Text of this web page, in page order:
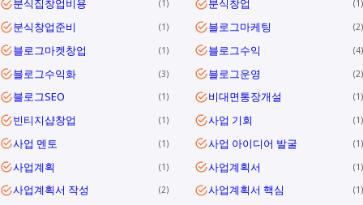
분식집창업비용 1 분식창업 1
분식창업준비 1 블로그마케팅 2
블로그마켓창업 1 블로그수익 4
블로그수익화 3 블로그운영 2
블로그SEO 1 비대면통장개설 1
빈티지샵창업 1 사업 기회 1
사업 멘토 1 사업 아이디어 발굴 1
사업계획 1 사업계획서 1
사업계획서 작성 2 사업계획서 핵심 1